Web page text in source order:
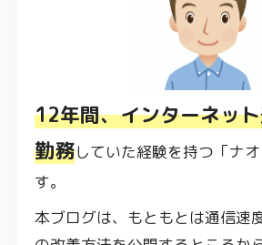
12年間、インターネッ
勤務していた経験を持つ「ナ
す。
本ブログは、もともとは通信速